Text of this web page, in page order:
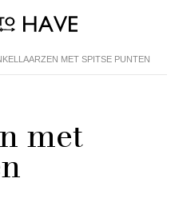
MET SPITSE PUNTEN
met